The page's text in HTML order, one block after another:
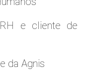
e cliente de
da Agnis